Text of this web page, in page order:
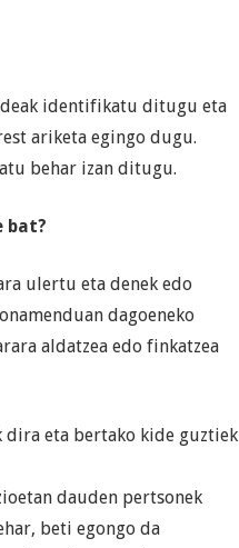
identifikatu ditugu eta
ariketa egingo dugu.
behar izan ditugu.
bat?
ulertu eta denek edo
dagoeneko
aldatzea edo finkatzea
dira eta bertako kide guztiek
dauden pertsonek
beti egongo da